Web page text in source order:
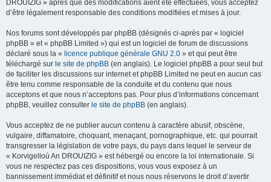
DROUIZIG » après que des modifications aient été effectuées, vous acceptez
d’être légalement responsable des conditions modifiées et mises à jour.
Nos forums sont développés par phpBB (désignés ci-après par « logiciel
phpBB » et « phpBB Limited ») qui est un logiciel de forum de discussions
déclaré sous la « licence publique générale GNU 2.0 » et qui peut être
téléchargé sur le site de phpBB (en anglais). Le logiciel phpBB a pour seul but
de faciliter les discussions sur internet et phpBB Limited ne peut en aucun cas
être tenu comme responsable de la conduite et du contenu que nous
acceptons et que nous n’acceptons pas. Pour plus d’informations concernant
phpBB, veuillez consulter le site de phpBB (en anglais).
Vous acceptez de ne publier aucun contenu à caractère abusif, obscène,
vulgaire, diffamatoire, choquant, menaçant, pornographique, etc. qui pourrait
transgresser la législation de votre pays, du pays dans lequel le serveur de
« Korvigelloù An DROUIZIG » est hébergé ou encore la loi internationale. Si
vous ne respectez pas ces dispositions, vous vous exposez à un
bannissement immédiat et définitif et nous nous réservons le droit d’avertir